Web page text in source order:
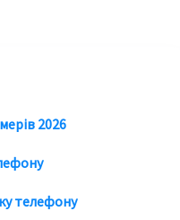
2026
телефону